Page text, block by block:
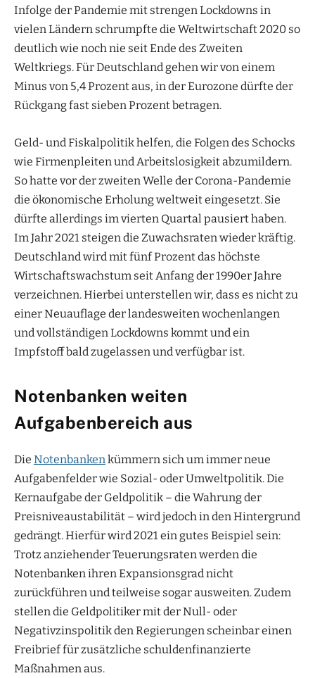
Infolge der Pandemie mit strengen Lockdowns in
vielen Ländern schrumpfte die Weltwirtschaft 2020 so
deutlich wie noch nie seit Ende des Zweiten
Weltkriegs. Für Deutschland gehen wir von einem
Minus von 5,4 Prozent aus, in der Eurozone dürfte der
Rückgang fast sieben Prozent betragen.
Geld- und Fiskalpolitik helfen, die Folgen des Schocks
wie Firmenpleiten und Arbeitslosigkeit abzumildern.
So hatte vor der zweiten Welle der Corona-Pandemie
die ökonomische Erholung weltweit eingesetzt. Sie
dürfte allerdings im vierten Quartal pausiert haben.
Im Jahr 2021 steigen die Zuwachsraten wieder kräftig.
Deutschland wird mit fünf Prozent das höchste
Wirtschaftswachstum seit Anfang der 1990er Jahre
verzeichnen. Hierbei unterstellen wir, dass es nicht zu
einer Neuauflage der landesweiten wochenlangen
und vollständigen Lockdowns kommt und ein
Impfstoff bald zugelassen und verfügbar ist.
Notenbanken weiten
Aufgabenbereich aus
Die Notenbankenkümmern sich um immer neue
Aufgabenfelder wie Sozial- oder Umweltpolitik. Die
Kernaufgabe der Geldpolitik – die Wahrung der
Preisniveaustabilität – wird jedoch in den Hintergrund
gedrängt. Hierfür wird 2021 ein gutes Beispiel sein:
Trotz anziehender Teuerungsraten werden die
Notenbanken ihren Expansionsgrad nicht
zurückführen und teilweise sogar ausweiten. Zudem
stellen die Geldpolitiker mit der Null- oder
Negativzinspolitik den Regierungen scheinbar einen
Freibrief für zusätzliche schuldenfinanzierte
Maßnahmen aus.